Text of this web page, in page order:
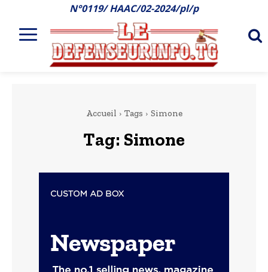
N°0119/ HAAC/02-2024/pl/p
Accueil Tags Simone
Tag: Simone